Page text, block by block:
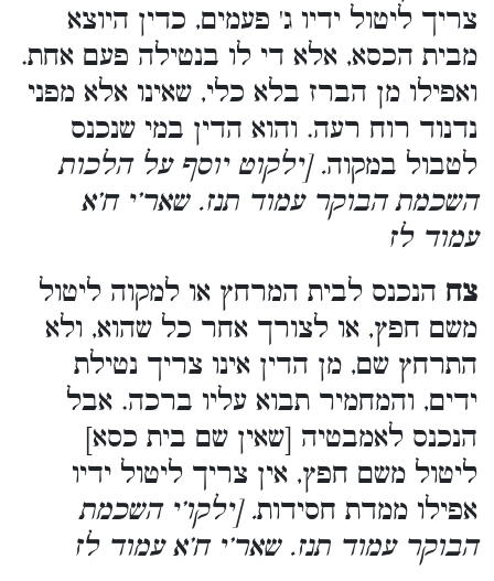
צריך ליטול ידיו ג' פעמים, כדין היוצא
מבית הכסא, אלא די לו בנטילה פעם אחת.
ואפילו מן הברז בלא כלי, שאינו אלא מפני
נדנוד רוח רעה. והוא הדין במי שנכנס
לטבול במקוה. [ילקוט יוסף על הלכות
השכמת הבוקר עמוד תנז. שאר’י ח’א
עמוד לז
צח הנכנס לבית המרחץ או למקוה ליטול
משם חפץ, או לצורך אחר כל שהוא, ולא
התרחץ שם, מן הדין אינו צריך נטילת
ידים, והמחמיר תבוא עליו ברכה. אבל
הנכנס לאמבטיה [שאין שם בית כסא]
ליטול משם חפץ, אין צריך ליטול ידיו
אפילו ממדת חסידות. [ילקו’י השכמת
הבוקר עמוד תנז. שאר’י ח’א עמוד לז